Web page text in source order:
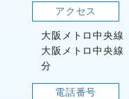
アクセス
大阪メトロ中央線
大阪メトロ中央線
分
電話番号